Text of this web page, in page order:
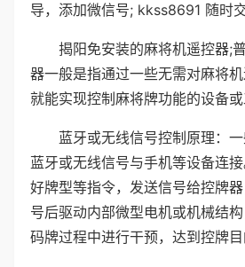
导，添加微信号; kkss8691 随时交
揭阳免安装的麻将机遥控器;
器一般是指通过一些无需对麻将
就能实现控制麻将牌功能的设备或
蓝牙或无线信号控制原理：
蓝牙或无线信号与手机等设备连
好牌型等指令，发送信号给控牌
号后驱动内部微型电机或机械结构
码牌过程中进行干预，达到控牌目